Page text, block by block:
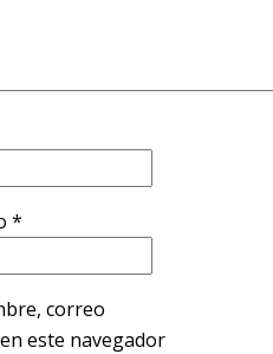
*
correo
este navegador